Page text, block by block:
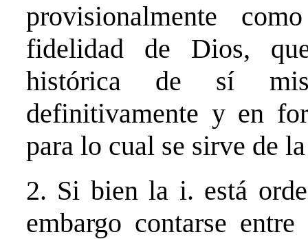
provisionalmente
fidelidad de Dios,
histórica de sí
definitivamente y en
para lo cual se sirve de
2. Si bien la i. está
embargo contarse